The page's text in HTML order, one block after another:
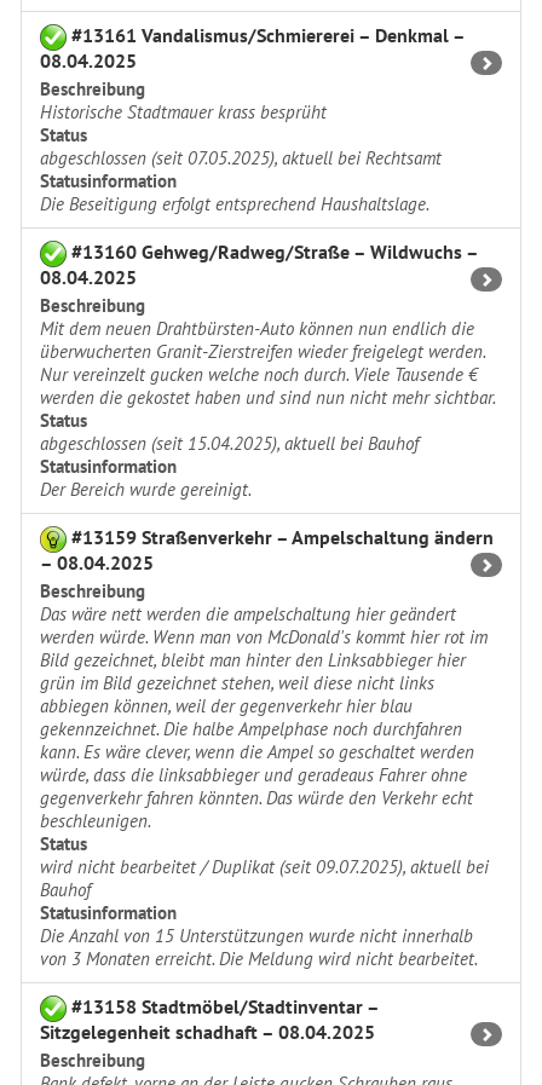
#13161 Vandalismus/Schmiererei – Denkmal –
08.04.2025
Beschreibung
Historische Stadtmauer krass besprüht
Status
abgeschlossen (seit 07.05.2025), aktuell bei Rechtsamt
Statusinformation
Die Beseitigung erfolgt entsprechend Haushaltslage.
#13160 Gehweg/Radweg/Straße – Wildwuchs –
08.04.2025
Beschreibung
Mit dem neuen Drahtbürsten-Auto können nun endlich die
überwucherten Granit-Zierstreifen wieder freigelegt werden.
Nur vereinzelt gucken welche noch durch. Viele Tausende €
werden die gekostet haben und sind nun nicht mehr sichtbar.
Status
abgeschlossen (seit 15.04.2025), aktuell bei Bauhof
Statusinformation
Der Bereich wurde gereinigt.
#13159 Straßenverkehr – Ampelschaltung ändern
– 08.04.2025
Beschreibung
Das wäre nett werden die ampelschaltung hier geändert
werden würde. Wenn man von McDonald's kommt hier rot im
Bild gezeichnet, bleibt man hinter den Linksabbieger hier
grün im Bild gezeichnet stehen, weil diese nicht links
abbiegen können, weil der gegenverkehr hier blau
gekennzeichnet. Die halbe Ampelphase noch durchfahren
kann. Es wäre clever, wenn die Ampel so geschaltet werden
würde, dass die linksabbieger und geradeaus Fahrer ohne
gegenverkehr fahren könnten. Das würde den Verkehr echt
beschleunigen.
Status
wird nicht bearbeitet / Duplikat (seit 09.07.2025), aktuell bei
Bauhof
Statusinformation
Die Anzahl von 15 Unterstützungen wurde nicht innerhalb
von 3 Monaten erreicht. Die Meldung wird nicht bearbeitet.
#13158 Stadtmöbel/Stadtinventar –
Sitzgelegenheit schadhaft – 08.04.2025
Beschreibung